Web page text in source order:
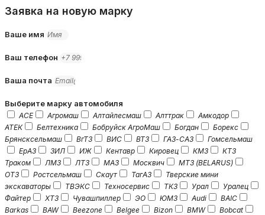
Заявка на новую марку
Ваше имя
Ваш телефон
Ваша почта
Выберите марку автомобиля
ACE Агромаш Алтайлесмаш Алттрак
Амкодор
АТЕК
Белтехника Бобруйск АгроМаш Богдан
Борекс
Брянсксельмаш
ВгТЗ ВИС ВТЗ ГАЗ-САЗ
Гомсельмаш
ЕрАЗ
ЗИЛ ИЖ Кентавр Кировец КМЗ
КТЗ
Траком
ЛМЗ ЛТЗ МАЗ Москвич
МТЗ (BELARUS)
ОТЗ
Ростсельмаш Скаут ТагАЗ
Тверские мини
экскаваторы
ТВЭКС Техносервис ТКЗ Урал
Уралец
Файтер
ХТЗ Чувашпиллер ЭО ЮМЗ Audi
BAIC
Barkas
BAW Beezone Belgee Bizon BMW
Bobcat